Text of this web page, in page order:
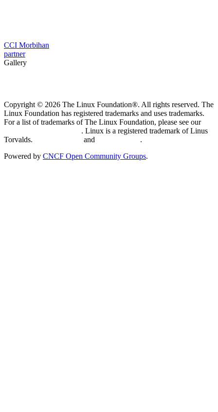
CCI Morbihan
partner
Gallery
Copyright © 2026 The Linux Foundation®. All rights reserved. The
Linux Foundation has registered trademarks and uses trademarks.
For a list of trademarks of The Linux Foundation, please see our
. Linux is a registered trademark of Linus
Torvalds.
and
.
Powered by CNCF Open Community Groups.